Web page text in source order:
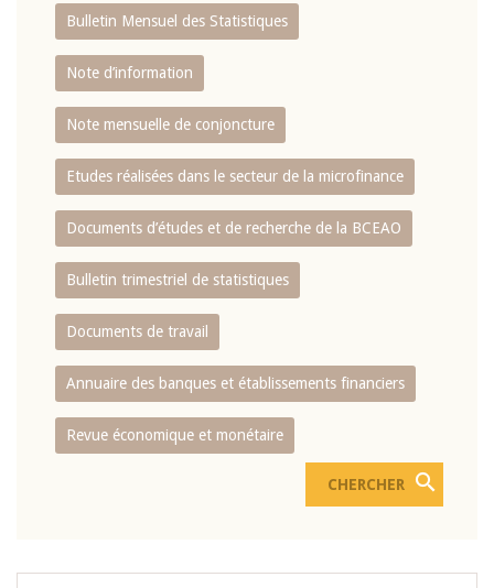
Bulletin Mensuel des Statistiques
Note d’information
Note mensuelle de conjoncture
Etudes réalisées dans le secteur de la microfinance
Documents d’études et de recherche de la BCEAO
Bulletin trimestriel de statistiques
Documents de travail
Annuaire des banques et établissements financiers
Revue économique et monétaire